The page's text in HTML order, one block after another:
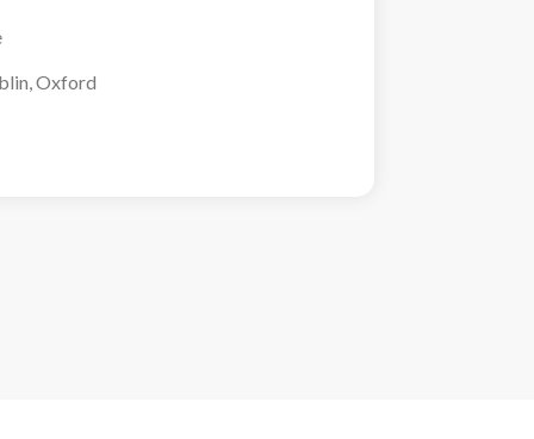
Oxford